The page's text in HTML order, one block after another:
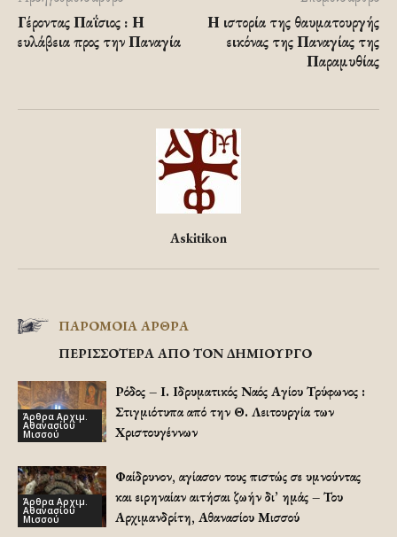
Γέροντας Παΐσιος : Η
ευλάβεια προς την Παναγία
Η ιστορία της θαυματουργής
εικόνας της Παναγίας της
Παραμυθίας
Askitikon
ΠΑΡΟΜΟΙΑ ΑΡΘΡΑ
ΠΕΡΙΣΣΟΤΕΡΑ ΑΠΟ ΤΟΝ ΔΗΜΙΟΥΡΓΟ
Άρθρα Αρχιμ.
Αθανασίου
Μισσού
Ρόδος – Ι. Ιδρυματικός Ναός Αγίου Τρύφωνος :
Στιγμιότυπα από την Θ. Λειτουργία των
Χριστουγέννων
Άρθρα Αρχιμ.
Αθανασίου
Μισσού
Φαίδρυνον, αγίασον τους πιστώς σε υμνούντας
και ειρηναίαν αιτήσαι ζωήν δι’ ημάς – Του
Αρχιμανδρίτη, Αθανασίου Μισσού